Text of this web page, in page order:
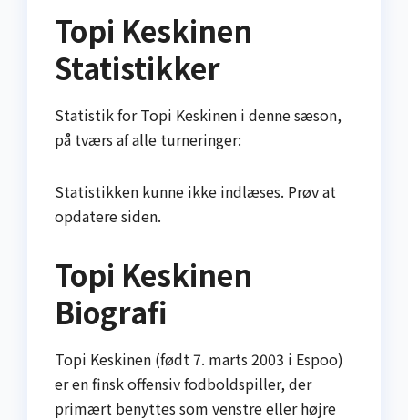
Topi Keskinen
Statistikker
Statistik for Topi Keskinen i denne sæson,
på tværs af alle turneringer:
Statistikken kunne ikke indlæses. Prøv at
opdatere siden.
Topi Keskinen
Biografi
Topi Keskinen (født 7. marts 2003 i Espoo)
er en finsk offensiv fodboldspiller, der
primært benyttes som venstre eller højre